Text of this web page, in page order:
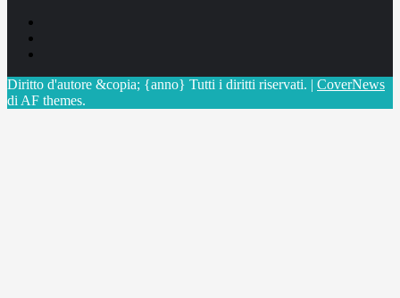
Diritto d'autore &copia; {anno} Tutti i diritti riservati. | CoverNews
di AF themes.